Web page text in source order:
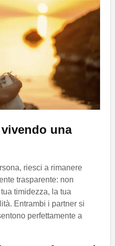
una
riesci a rimanere
trasparente: non
timidezza, la tua
Entrambi i partner si
perfettamente a